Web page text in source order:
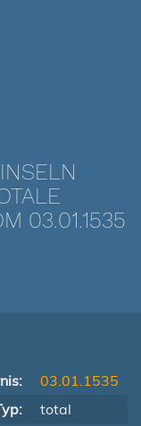
03.01.1535
03.01.1535
total